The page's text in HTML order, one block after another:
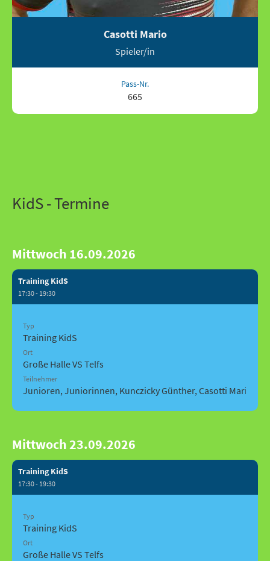
Casotti Mario
Spieler/in
Pass-Nr.
665
KidS - Termine
Mittwoch 16.09.2026
Training KidS
17:30 - 19:30
Typ
Training KidS
Ort
Große Halle VS Telfs
Teilnehmer
Junioren, Juniorinnen, Kunczicky Günther, Casotti Mario,
Mittwoch 23.09.2026
Training KidS
17:30 - 19:30
Typ
Training KidS
Ort
Große Halle VS Telfs